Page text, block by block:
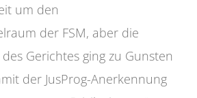
um den
der FSM, aber die
Gerichtes ging zu Gunsten
der JusProg-Anerkennung